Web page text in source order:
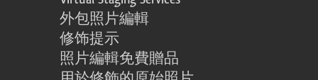
外包照片編輯
修饰提示
照片編輯免費贈品